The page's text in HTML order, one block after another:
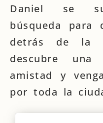
Daniel se
búsqueda para
detrás de la
descubre
amistad y
por toda la